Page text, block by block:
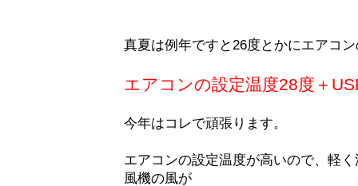
真夏は例年ですと26度とかにエアコ
エアコンの設定温度28度＋
今年はコレで頑張ります。
エアコンの設定温度が高いので、軽
風機の風が